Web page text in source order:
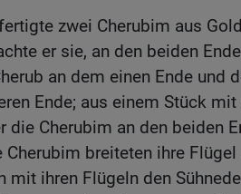
zwei Cherubim aus
er sie, an den beiden
an dem einen Ende und
Ende; aus einem Stück
die Cherubim an den beiden
Cherubim breiteten ihre
mit ihren Flügeln den